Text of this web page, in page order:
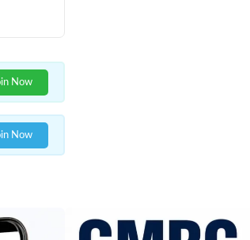
Now
Now